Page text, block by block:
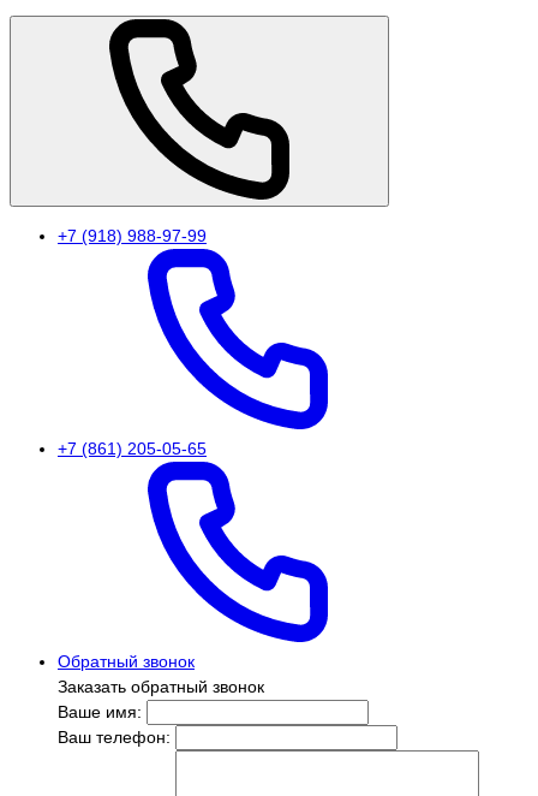
+7 (918) 988-97-99
+7 (861) 205-05-65
Обратный звонок
Заказать обратный звонок
Ваше имя:
Ваш телефон: